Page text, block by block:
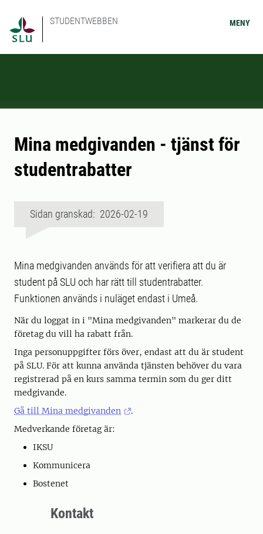
STUDENTWEBBEN MENY
Mina medgivanden - tjänst för
studentrabatter
Sidan granskad: 2026-02-19
Mina medgivanden används för att verifiera att du är
student på SLU och har rätt till studentrabatter.
Funktionen används i nuläget endast i Umeå.
När du loggat in i "Mina medgivanden" markerar du de
företag du vill ha rabatt från.
Inga personuppgifter förs över, endast att du är student
på SLU. För att kunna använda tjänsten behöver du vara
registrerad på en kurs samma termin som du ger ditt
medgivande.
Gå till Mina medgivanden
.
Medverkande företag är:
IKSU
Kommunicera
Bostenet
Kontakt